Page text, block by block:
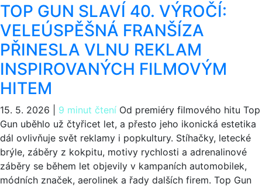
TOP GUN SLAVÍ 40. VÝROČÍ:
VELEÚSPĚŠNÁ FRANŠÍZA
PŘINESLA VLNU REKLAM
INSPIROVANÝCH FILMOVÝM
HITEM
15. 5. 2026 9 minut čtení Od premiéry filmového hitu Top
Gun uběhlo už čtyřicet let, a přesto jeho ikonická estetika
dál ovlivňuje svět reklamy i popkultury. Stíhačky, letecké
brýle, záběry z kokpitu, motivy rychlosti a adrenalinové
záběry se během let objevily v kampaních automobilek,
módních značek, aerolinek a řady dalších firem. Top Gun